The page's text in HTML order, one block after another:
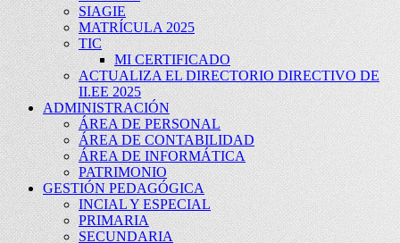
SIAGIE
MATRÍCULA 2025
TIC
MI CERTIFICADO
ACTUALIZA EL DIRECTORIO DIRECTIVO DE
II.EE 2025
ADMINISTRACIÓN
ÁREA DE PERSONAL
ÁREA DE CONTABILIDAD
ÁREA DE INFORMÁTICA
PATRIMONIO
GESTIÓN PEDAGÓGICA
INCIAL Y ESPECIAL
PRIMARIA
SECUNDARIA